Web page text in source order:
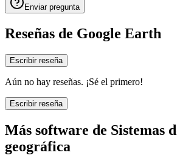
Enviar pregunta
Reseñas de Google Earth
Escribir reseña
Aún no hay reseñas. ¡Sé el primero!
Escribir reseña
Más software de Sistemas
geográfica